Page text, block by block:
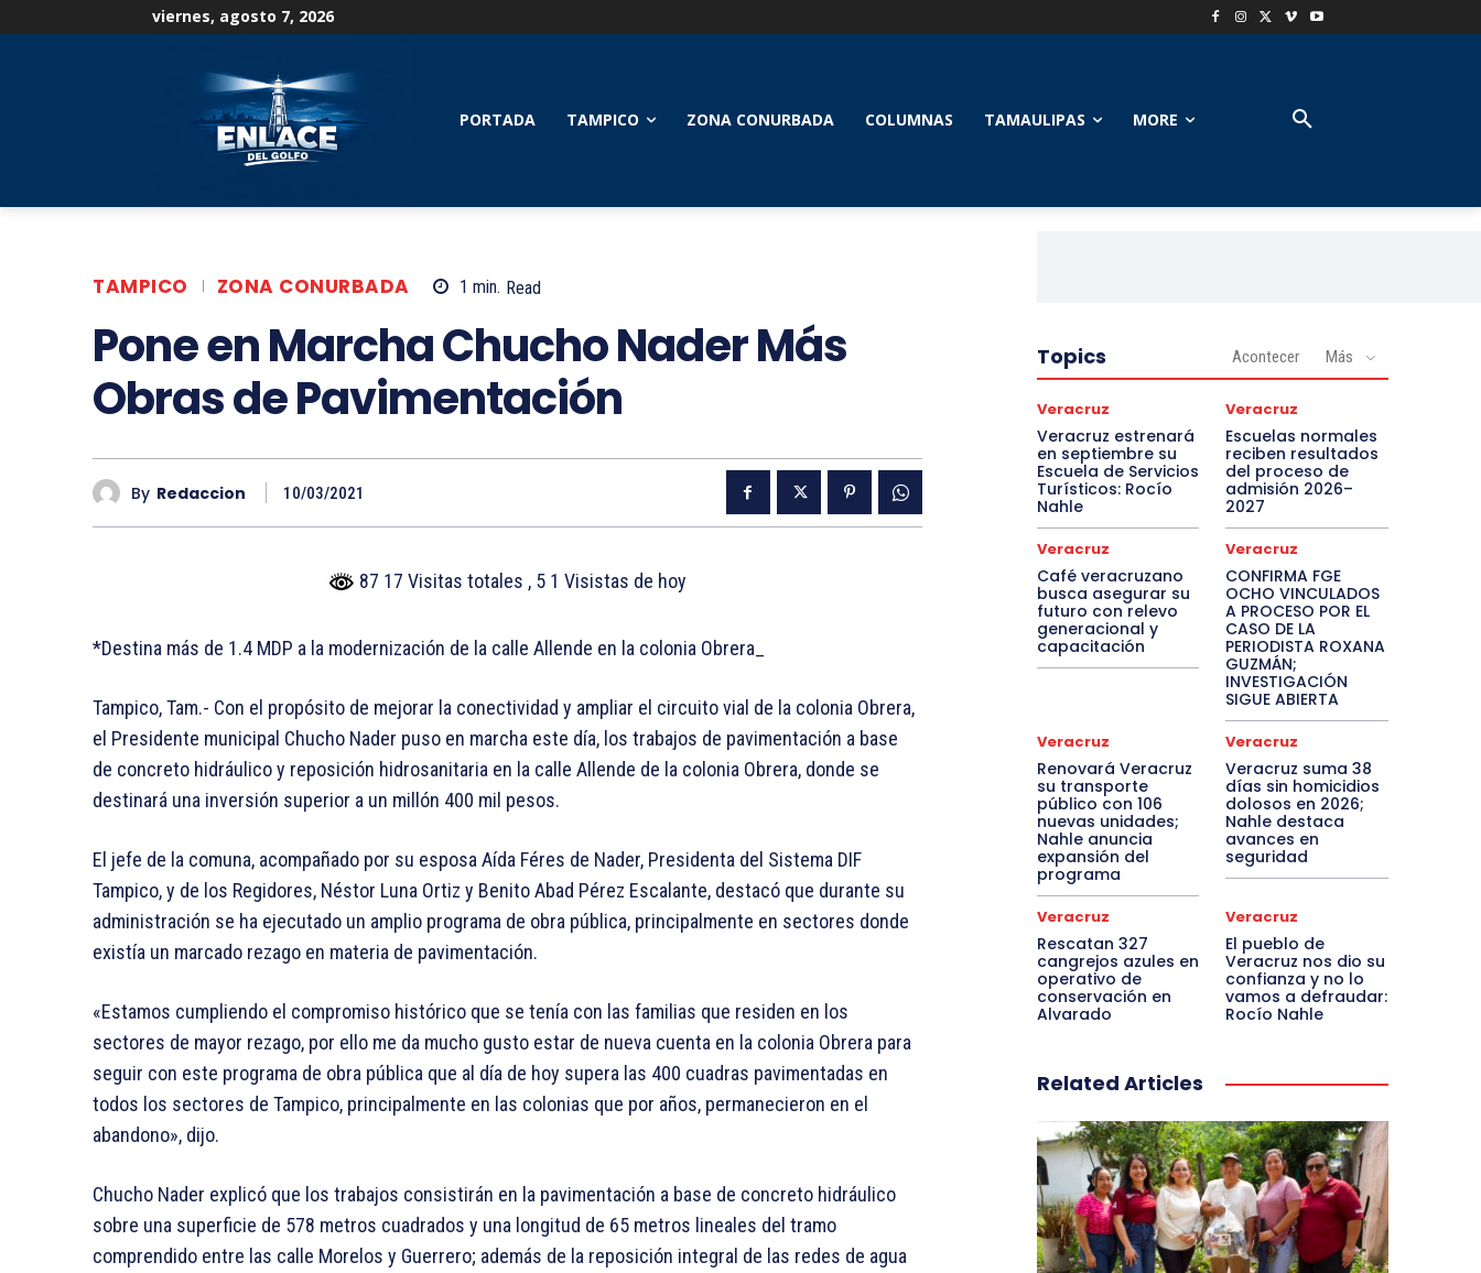
viernes, agosto 7, 2026
PORTADA TAMPICO ZONA CONURBADA COLUMNAS TAMAULIPAS MORE
TAMPICO ZONA CONURBADA 1 min. Read
Pone en Marcha Chucho Nader Más
Obras de Pavimentación
By Redaccion 10/03/2021
87 17 Visitas totales , 5 1 Visistas de hoy
*Destina más de 1.4 MDP a la modernización de la calle Allende en la colonia Obrera_
Tampico, Tam.- Con el propósito de mejorar la conectividad y ampliar el circuito vial de la colonia Obrera,
el Presidente municipal Chucho Nader puso en marcha este día, los trabajos de pavimentación a base
de concreto hidráulico y reposición hidrosanitaria en la calle Allende de la colonia Obrera, donde se
destinará una inversión superior a un millón 400 mil pesos.
El jefe de la comuna, acompañado por su esposa Aída Féres de Nader, Presidenta del Sistema DIF
Tampico, y de los Regidores, Néstor Luna Ortiz y Benito Abad Pérez Escalante, destacó que durante su
administración se ha ejecutado un amplio programa de obra pública, principalmente en sectores donde
existía un marcado rezago en materia de pavimentación.
«Estamos cumpliendo el compromiso histórico que se tenía con las familias que residen en los
sectores de mayor rezago, por ello me da mucho gusto estar de nueva cuenta en la colonia Obrera para
seguir con este programa de obra pública que al día de hoy supera las 400 cuadras pavimentadas en
todos los sectores de Tampico, principalmente en las colonias que por años, permanecieron en el
abandono», dijo.
Chucho Nader explicó que los trabajos consistirán en la pavimentación a base de concreto hidráulico
sobre una superficie de 578 metros cuadrados y una longitud de 65 metros lineales del tramo
comprendido entre las calle Morelos y Guerrero; además de la reposición integral de las redes de agua
Topics Acontecer Más
Veracruz
Veracruz estrenará
en septiembre su
Escuela de Servicios
Turísticos: Rocío
Nahle
Veracruz
Escuelas normales
reciben resultados
del proceso de
admisión 2026–
2027
Veracruz
Café veracruzano
busca asegurar su
futuro con relevo
generacional y
capacitación
Veracruz
CONFIRMA FGE
OCHO VINCULADOS
A PROCESO POR EL
CASO DE LA
PERIODISTA ROXANA
GUZMÁN;
INVESTIGACIÓN
SIGUE ABIERTA
Veracruz
Renovará Veracruz
su transporte
público con 106
nuevas unidades;
Nahle anuncia
expansión del
programa
Veracruz
Veracruz suma 38
días sin homicidios
dolosos en 2026;
Nahle destaca
avances en
seguridad
Veracruz
Rescatan 327
cangrejos azules en
operativo de
conservación en
Alvarado
Veracruz
El pueblo de
Veracruz nos dio su
confianza y no lo
vamos a defraudar:
Rocío Nahle
Related Articles